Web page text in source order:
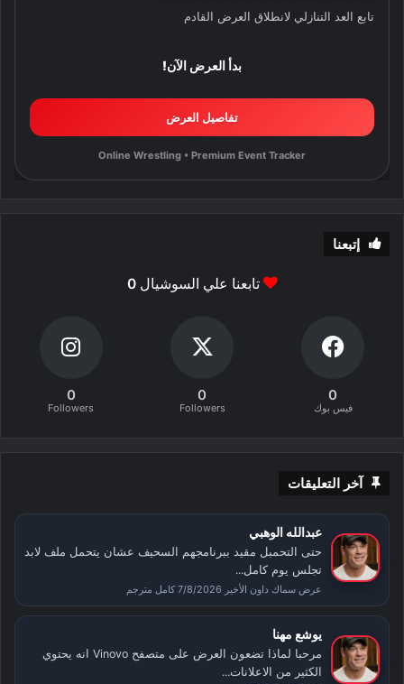
تابع العد التنازلي لانطلاق العرض القادم
بدأ العرض الآن!
تفاصيل العرض
Online Wrestling • Premium Event Tracker
إتبعنا
تابعنا علي السوشيال0
0
فيس بوك
0
Followers
0
Followers
آخر التعليقات
عبدالله الوهبي
حتى التحمبل مقيد ببرنامجهم السحيف عشان يتحمل ملف لابد
تجلس يوم كامل...
عرض سماك داون الأخير 7/8/2026 كامل مترجم
يوشع مهنا
مرحبا لماذا تضعون العرض على متصفح Vinovo انه يحتوي
الكثير من الاعلانات...